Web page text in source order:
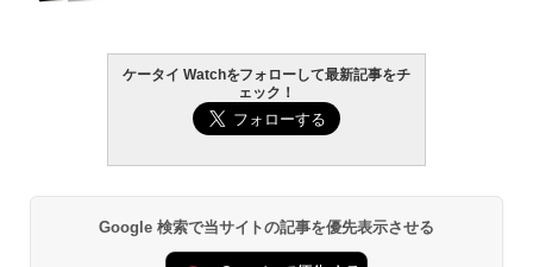
ケータイ Watchをフォローして最新記事をチ
ェック！
Google 検索で当サイトの記事を優先表示させる